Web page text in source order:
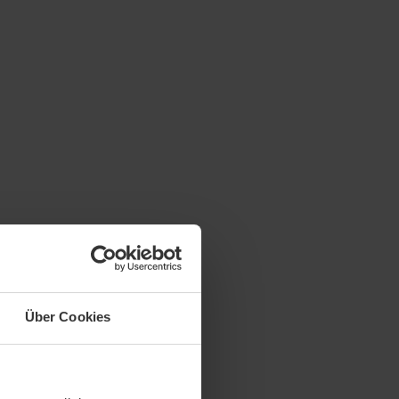
Über Cookies